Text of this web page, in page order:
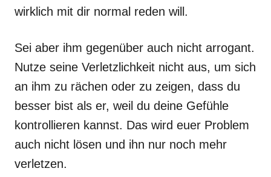
wirklich mit dir normal reden will.
Sei aber ihm gegenüber auch nicht arrogant.
Nutze seine Verletzlichkeit nicht aus, um sich
an ihm zu rächen oder zu zeigen, dass du
besser bist als er, weil du deine Gefühle
kontrollieren kannst. Das wird euer Problem
auch nicht lösen und ihn nur noch mehr
verletzen.